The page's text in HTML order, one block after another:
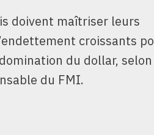
doivent maîtriser leurs
croissants
du dollar,
du FMI.